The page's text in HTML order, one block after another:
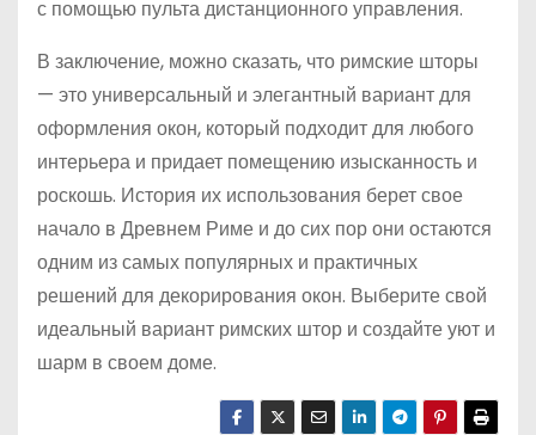
с помощью пульта дистанционного управления.
В заключение, можно сказать, что римские шторы
— это универсальный и элегантный вариант для
оформления окон, который подходит для любого
интерьера и придает помещению изысканность и
роскошь. История их использования берет свое
начало в Древнем Риме и до сих пор они остаются
одним из самых популярных и практичных
решений для декорирования окон. Выберите свой
идеальный вариант римских штор и создайте уют и
шарм в своем доме.